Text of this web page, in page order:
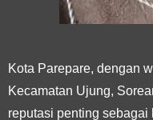
Kota Parepare, dengan
Kecamatan Ujung,
reputasi penting sebagai